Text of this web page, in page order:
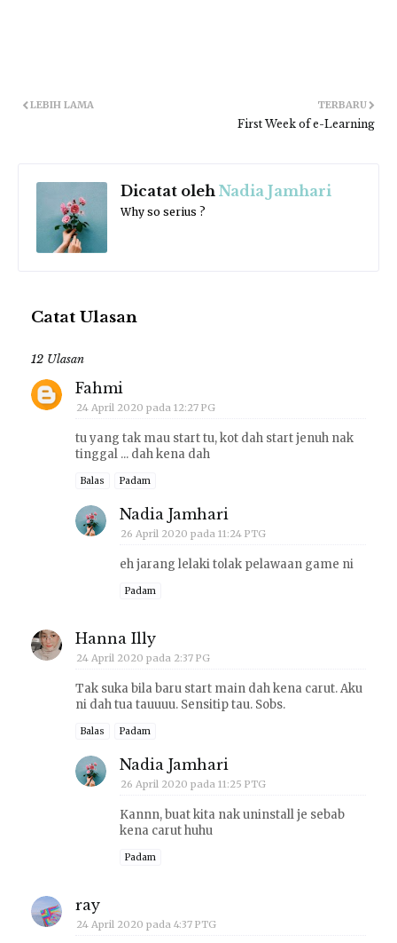
TERBARU
First Week of e-Learning
LEBIH LAMA
Dicatat oleh Nadia Jamhari
Why so serius ?
Catat Ulasan
12 Ulasan
Fahmi
24 April 2020 pada 12:27 PG
tu yang tak mau start tu, kot dah start jenuh nak
tinggal ... dah kena dah
Balas Padam
Nadia Jamhari
26 April 2020 pada 11:24 PTG
eh jarang lelaki tolak pelawaan game ni
Padam
Hanna Illy
24 April 2020 pada 2:37 PG
Tak suka bila baru start main dah kena carut. Aku
ni dah tua tauuuu. Sensitip tau. Sobs.
Balas Padam
Nadia Jamhari
26 April 2020 pada 11:25 PTG
Kannn, buat kita nak uninstall je sebab
kena carut huhu
Padam
ray
24 April 2020 pada 4:37 PTG